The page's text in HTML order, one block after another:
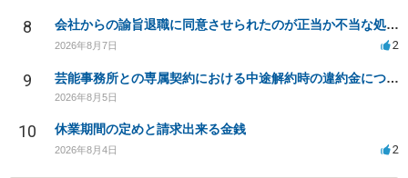
8 会社からの諭旨退職に同意させられたのが正当か不当な処分かどうか教えてほしい
2026年8月7日 2
9 芸能事務所との専属契約における中途解約時の違約金について相談したいです
2026年8月5日
10 休業期間の定めと請求出来る金銭
2026年8月4日 2